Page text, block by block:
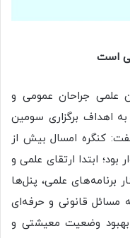
است
علمی جراحان عمومی و
اهداف برگزاری سومین
کنگره امسال بیش از
ابتدا ارتقای علمی و
برنامه‌های علمی، پنل‌ها
مسائل قانونی و حرفه‌ای
بهبود وضعیت معیشتی و